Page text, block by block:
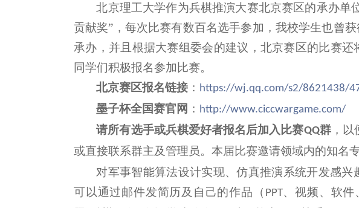
北京理工大学作为兵棋推演大赛北京赛区的承办
贡献奖” ，每次比赛有数百名选手参加，我校学生也曾
承办，并且根据大赛组委会的建议，北京赛区的比赛
同学们积极报名参加比赛。
北京赛区报名链接 ： https://wj.qq.com/s2/8621438/
墨子杯全国赛官网 ： http://www.ciccwargame.com/
请所有选手或兵棋爱好者报名后加入比赛QQ群，以
或直接联系群主及管理员。本届比赛邀请领域内的知名
对军事智能算法设计实现、仿真推演系统开发感
可以通过邮件发简历及自己的作品（ PPT、视频、软件